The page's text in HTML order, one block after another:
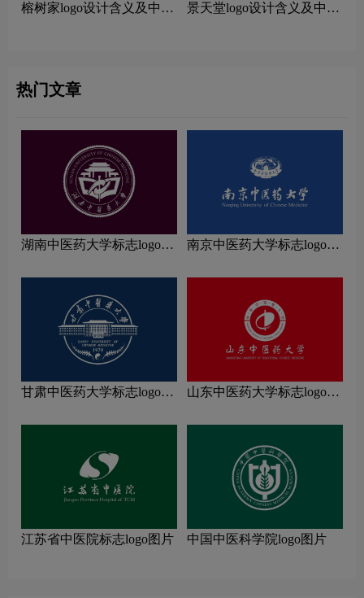
榕树家logo设计含义及中医
景天堂logo设计含义及中医
热门文章
湖南中医药大学标志logo图
南京中医药大学标志logo图
甘肃中医药大学标志logo图
山东中医药大学标志logo图
江苏省中医院标志logo图片 中国中医科学院logo图片